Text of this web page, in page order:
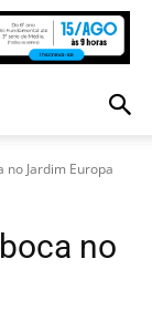
no Jardim Europa
no